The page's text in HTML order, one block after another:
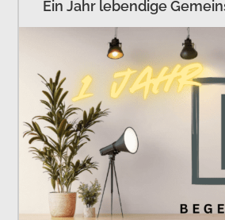
Ein Jahr lebendige